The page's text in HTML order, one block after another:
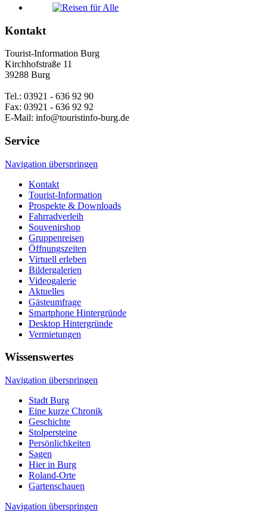
Kontakt
Tourist-Information Burg
Kirchhofstraße 11
39288 Burg
Tel.: 03921 - 636 92 90
Fax: 03921 - 636 92 92
E-Mail: info@touristinfo-burg.de
Service
Navigation überspringen
Kontakt
Tourist-Information
Prospekte & Downloads
Fahrradverleih
Souvenirshop
Gruppenreisen
Öffnungszeiten
Virtuell erleben
Bildergalerien
Videogalerie
Aktuelles
Gästeumfrage
Smartphone Hintergründe
Desktop Hintergründe
Vermietungen
Wissenswertes
Navigation überspringen
Stadt Burg
Eine kurze Chronik
Geschichte
Stolpersteine
Persönlichkeiten
Sagen
Hier in Burg
Roland-Orte
Gartenschauen
Navigation überspringen